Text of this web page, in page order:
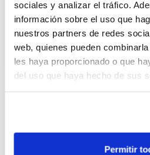
sociales y analizar el tráfico.
información sobre el uso que
nuestros partners de redes
web, quienes pueden
les haya proporcionado o que
del uso que haya hecho de sus
Permitir
Otras ofertas de